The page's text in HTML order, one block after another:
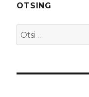
OTSING
Otsi: